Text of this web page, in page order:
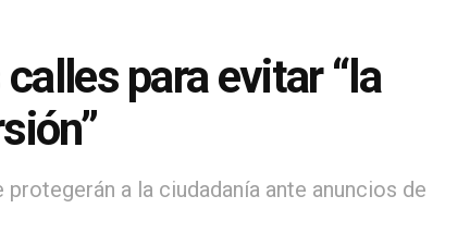
para evitar “la
a la ciudadanía ante anuncios de